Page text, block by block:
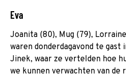
Eva
Joanita (80), Mug (79),
waren donderdagavond te gast
Jinek, waar ze vertelden hoe
we kunnen verwachten van de